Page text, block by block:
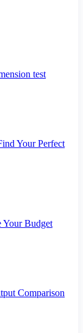
test
Your Perfect
Your Budget
Comparison